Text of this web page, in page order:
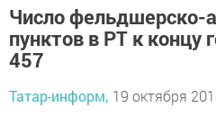
Число фельдшерско-
пунктов в РТ к концу
457
Татар-информ, 19 октября